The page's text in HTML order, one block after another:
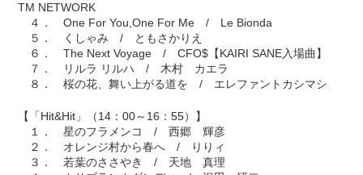
TM NETWORK
４． One For You,One For Me / Le Bionda
５． くしゃみ / ともさかりえ
６． The Next Voyage / CFO$【KAIRI SANE入場曲】
７． リルラ リルハ / 木村 カエラ
８． 桜の花、舞い上がる道を / エレファントカシマシ
【「Hit&Hit」（14：00～16：55）】
１． 星のフラメンコ / 西郷 輝彦
２． オレンジ村から春へ / りりィ
３． 若葉のささやき / 天地 真理